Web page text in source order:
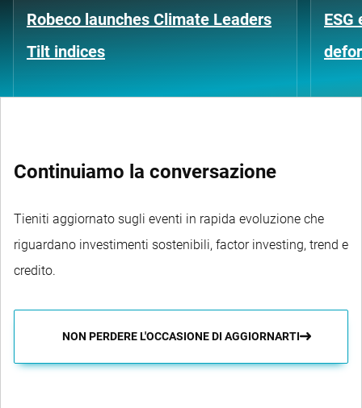
Robeco launches Climate Leaders
Tilt indices
Continuiamo la conversazione
Tieniti aggiornato sugli eventi in rapida evoluzione che
riguardano investimenti sostenibili, factor investing, trend e
credito.
NON PERDERE L'OCCASIONE DI AGGIORNARTI